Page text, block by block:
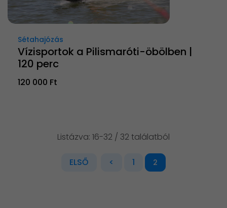
Sétahajózás
Vízisportok a Pilismaróti-öbölben |
120 perc
120 000 Ft
Listázva: 16-32 / 32 találatból
ELSŐ < 1 2